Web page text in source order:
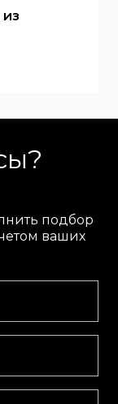
подбор
ваших